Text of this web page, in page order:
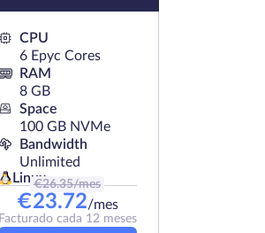
CPU
6 Epyc Cores
RAM
8 GB
Space
100 GB NVMe
Bandwidth
Unlimited
Linux
€26.35/mes
€23.72/mes
Facturado cada 12 meses